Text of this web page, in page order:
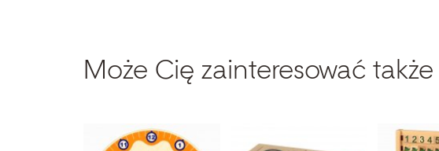
Może Cię zainteresować także